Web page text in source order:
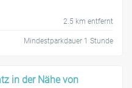
2.5 km entfernt
Mindestparkdauer 1 Stunde
in der Nähe von